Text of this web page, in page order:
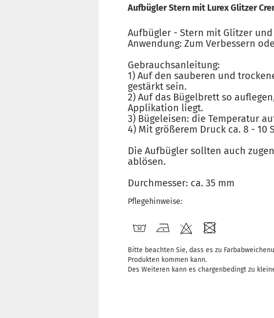
Aufbügler Stern mit Lurex Glitzer
Aufbügler - Stern mit Glitzer und
Anwendung: Zum Verbessern
Gebrauchsanleitung:
1) Auf den sauberen und
gestärkt sein.
2) Auf das Bügelbrett so
Applikation liegt.
3) Bügeleisen: die Temperatur
4) Mit größerem Druck ca. 8 -
Die Aufbügler sollten auch
ablösen.
Durchmesser: ca. 35 mm
Pflegehinweise:
Bitte beachten Sie, dass es zu
Produkten kommen kann.
Des Weiteren kann es chargenbedingt zu